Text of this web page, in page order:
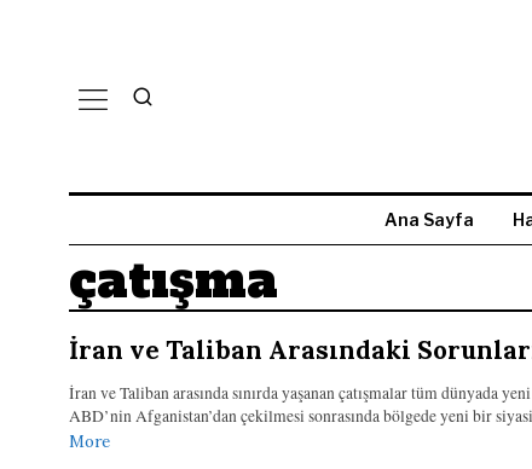
Ana Sayfa
çatışma
İran ve Taliban Arasındaki
İran ve Taliban arasında sınırda yaşanan çatışmalar tüm dünyada
ABD’nin Afganistan’dan çekilmesi sonrasında bölgede yeni bir
More